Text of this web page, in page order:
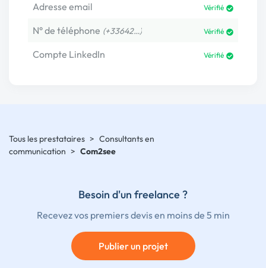
Adresse email Vérifié
N° de téléphone (+33642…) Vérifié
Compte LinkedIn Vérifié
Tous les prestataires > Consultants en
communication > Com2see
Besoin d'un freelance ?
Recevez vos premiers devis en moins de 5 min
Publier un projet